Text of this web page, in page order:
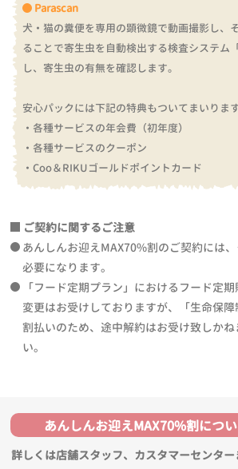
Parascan
犬・猫の糞便を専用の顕微鏡で動画撮影し、
ることで寄生虫を自動検出する検査システム
し、寄生虫の有無を確認します。
安心パックには下記の特典もついてまいります
・各種サービスの年会費（初年度）
・各種サービスのクーポン
・Coo＆RIKUゴールドポイントカード
ご契約に関するご注意
あんしんお迎えMAX70%割のご契約には
必要になります。
「フード定期プラン」におけるフード定
変更はお受けしておりますが、「生命保
割払いのため、途中解約はお受け致しか
い。
あんしんお迎えMAX70%割につ
詳しくは店舗スタッフ、カスタマーセンタ